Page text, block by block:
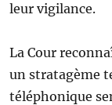
leur vigilance.
La Cour
un stratagème
téléphonique